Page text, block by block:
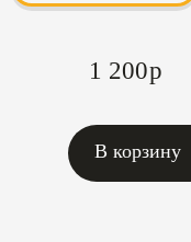
1 200p
В корзину